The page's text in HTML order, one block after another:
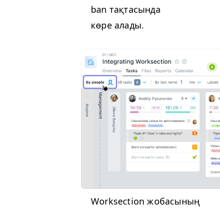
ban тақтасында
көре алады.
Work­sec­tion жобасының